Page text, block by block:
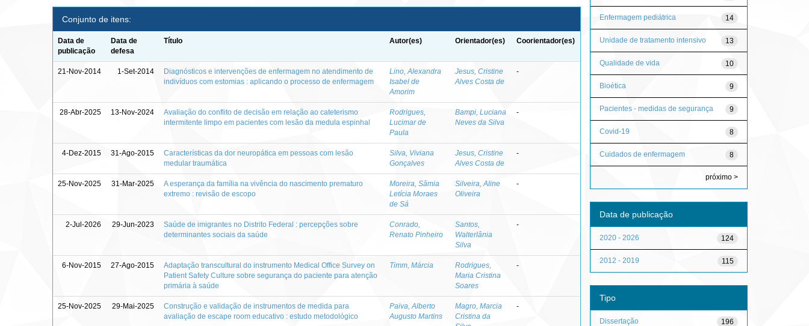
Conjunto de itens:
Data de
publicação
Data de
defesa
Título Autor(es) Orientador(es) Coorientador(es)
21-Nov-2014 1-Set-2014
Diagnósticos e intervenções de enfermagem no atendimento de
indivíduos com estomias : aplicando o processo de enfermagem
Lino, Alexandra
Isabel de
Amorim
Jesus, Cristine
Alves Costa de
-
28-Abr-2025 13-Nov-2024
Avaliação do conflito de decisão em relação ao cateterismo
intermitente limpo em pacientes com lesão da medula espinhal
Rodrigues,
Lucimar de
Paula
Bampi, Luciana
Neves da Silva
-
4-Dez-2015 31-Ago-2015
Características da dor neuropática em pessoas com lesão
medular traumática
Silva, Viviana
Gonçalves
Jesus, Cristine
Alves Costa de
-
25-Nov-2025 31-Mar-2025
A esperança da família na vivência do nascimento prematuro
extremo : revisão de escopo
Moreira, Sâmia
Letícia Moraes
de Sá
Silveira, Aline
Oliveira
-
2-Jul-2026 29-Jun-2023
Saúde de imigrantes no Distrito Federal : percepções sobre
determinantes sociais da saúde
Conrado,
Renato Pinheiro
Santos,
Walterlânia
Silva
-
6-Nov-2015 27-Ago-2015
Adaptação transcultural do instrumento Medical Office Survey on
Patient Safety Culture sobre segurança do paciente para atenção
primária à saúde
Timm, Márcia
Rodrigues,
Maria Cristina
Soares
-
25-Nov-2025 29-Mai-2025
Construção e validação de instrumentos de medida para
avaliação de escape room educativo : estudo metodológico
Paiva, Alberto
Augusto Martins
Magro, Marcia
Cristina da
-
14
Enfermagem pediátrica
13
Unidade de tratamento intensivo
10
Qualidade de vida
9
Bioética
9
Pacientes - medidas de segurança
8
Covid-19
8
Cuidados de enfermagem
próximo >
Data de publicação
124
2020 - 2026
115
2012 - 2019
Tipo
196
Dissertação